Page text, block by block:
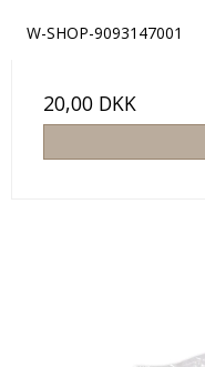
W-SHOP-9093147001
20,00 DKK